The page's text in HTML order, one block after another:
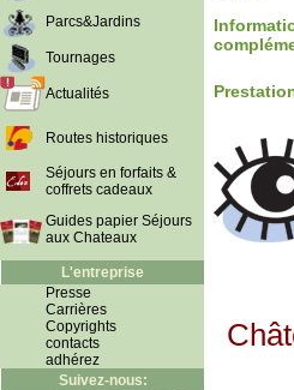
Parcs&Jardins
Tournages
Actualités
Routes historiques
Séjours en forfaits &
coffrets cadeaux
Guides papier Séjours
aux Chateaux
L'entreprise
Presse
Carrières
Copyrights
contacts
adhérez
Suivez-nous: